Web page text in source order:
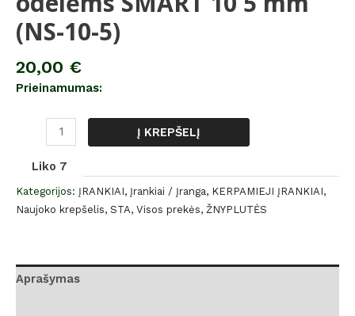
(NS-10-5)
20,00 €
Prieinamumas:
Į KREPŠELĮ
Liko 7
Kategorijos: ĮRANKIAI, Įrankiai / Įranga, KERPAMIEJI ĮRANKIAI,
Naujoko krepšelis, STA, Visos prekės, ŽNYPLUTĖS
Aprašymas